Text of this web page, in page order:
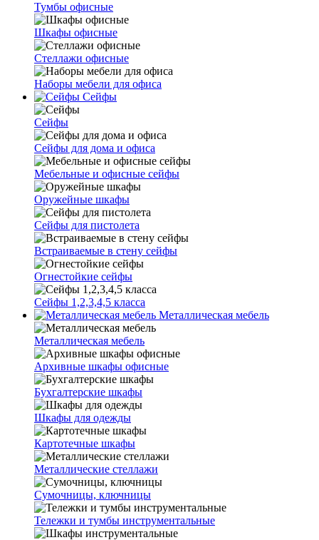
Тумбы офисные
Шкафы офисные
Стеллажи офисные
Наборы мебели для офиса
Сейфы
Сейфы
Сейфы для дома и офиса
Мебельные и офисные сейфы
Оружейные шкафы
Сейфы для пистолета
Встраиваемые в стену сейфы
Огнестойкие сейфы
Сейфы 1,2,3,4,5 класса
Металлическая мебель
Металлическая мебель
Архивные шкафы офисные
Бухгалтерские шкафы
Шкафы для одежды
Картотечные шкафы
Металлические стеллажи
Сумочницы, ключницы
Тележки и тумбы инструментальные